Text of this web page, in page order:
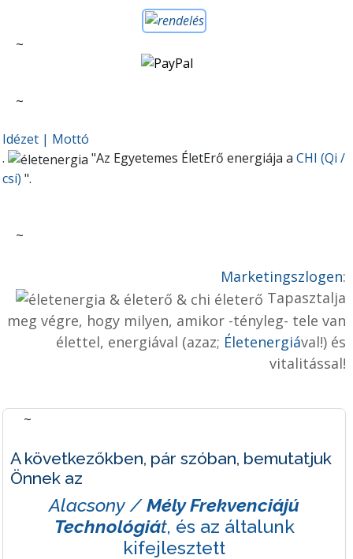
~
~
Idézet | Mottó
.
"Az Egyetemes ÉletErő energiája a CHI (Qi /
csí) ".
~
Marketingszlogen:
Tapasztalja
meg végre, hogy milyen, amikor -tényleg- tele van
élettel, energiával (azaz; Életenergiával!) és
vitalitással!
~
A következőkben, pár szóban, bemutatjuk
Önnek az
Alacsony /Mély Frekvenciájú
Technológiát, és az általunk
kifejlesztett